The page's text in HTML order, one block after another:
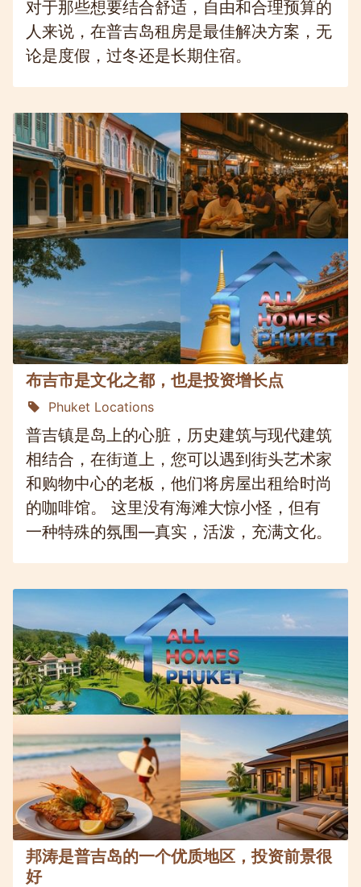
对于那些想要结合舒适，自由和合理预算的
人来说，在普吉岛租房是最佳解决方案，无
论是度假，过冬还是长期住宿。
布吉市是文化之都，也是投资增长点
Phuket Locations
普吉镇是岛上的心脏，历史建筑与现代建筑
相结合，在街道上，您可以遇到街头艺术家
和购物中心的老板，他们将房屋出租给时尚
的咖啡馆。 这里没有海滩大惊小怪，但有
一种特殊的氛围—真实，活泼，充满文化。
邦涛是普吉岛的一个优质地区，投资前景很
好